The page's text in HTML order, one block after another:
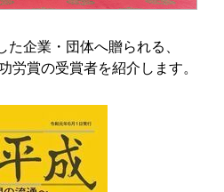
企業・団体へ贈られる、
労賞の受賞者を紹介します。